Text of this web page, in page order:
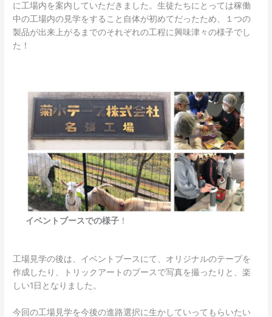
に工場内を案内していただきました。生徒たちにとっては稼働
中の工場内の見学をすること自体が初めてだったため、１つの
製品が出来上がるまでのそれぞれの工程に興味津々の様子でし
た！
イベントブースでの様子！
工場見学の後は、イベントブースにて、オリジナルのテープを
作成したり、トリックアートのブースで写真を撮ったりと、楽
しい1日となりました。
今回の工場見学を今後の進路選択に生かしていってもらいたい